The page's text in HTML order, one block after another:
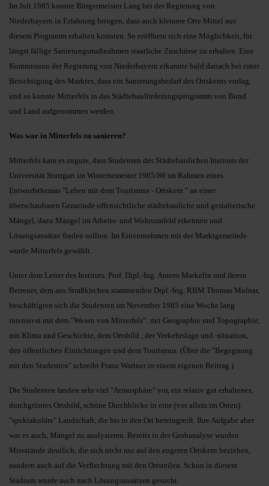
Im Juli 1985 konnte Bürgermeister Lang bei der Regierung von
Niederbayern in Erfahrung bringen, dass auch kleinere Orte Mittel aus
diesem Programm erhalten konnten. So eröffnete sich eine Möglichkeit, für
längst fällige Sanierungsmaßnahmen staatliche Zuschüsse zu erhalten. Eine
Kommission der Regierung von Niederbayern erkannte bald danach bei einer
Besichtigung des Marktes, dass ein Sanierungsbedarf des Ortskerns vorlag,
und so konnte Mitterfels in das Städtebauförderungsprogramm von Bund
und Land aufgenommen werden.
Was war in Mitterfels zu sanieren?
Mitterfels kam es zugute, dass Studenten des Städtebaulichen Instituts der
Universität Stuttgart im Wintersemester 1985/86 im Rahmen eines
Entwurfsthemas "Leben mit dem Tourismus - Ortskern " an einer
überschaubaren Gemeinde offensichtliche städtebauliche und gestalterische
Mängel, dazu Mängel im Arbeits- und Wohnumfeld erkennen und
Lösungsansätze finden sollten. Im Einvernehmen mit der Marktgemeinde
wurde Mitterfels gewählt.
Unter dem Leiter des Instituts. Prof. Dipl.-Ing. Antero Markelin und ihrem
Betreuer, dem aus Straßkirchen stammenden Dipl.-Ing. RBM Thomas Molnar,
beschäftigten sich die Studenten im November 1985 eine Woche lang
intensivst mit dem "Wesen von Mitterfels": mit Geographie und Topographie,
mit Klima und Geschichte, dem Ortsbild , der Verkehrslage und -situation,
den öffentlichen Einrichtungen und dem Tourismus. (Über die "Begegnung
mit den Studenten" schreibt Franz Wartner in einem eigenen Beitrag.)
Die Studenten fanden sehr viel "Atmosphäre" vor, ein relativ gut erhaltenes,
durchgrüntes Ortsbild, schöne Durchblicke in eine (vor allem im Osten)
"spektakuläre" Landschaft, die bis in den Ort hereingreift. Ihre Aufgabe aber
war es auch, Mängel zu analysieren. Bereits in der Grobanalyse wurden
Missstände deutlich, die sich nicht nur auf den engeren Ortskern beziehen,
sondern auch auf die Verflechtung mit den Ortsteilen. Schon in diesem
Stadium wurde auch nach Lösungsansätzen gesucht.